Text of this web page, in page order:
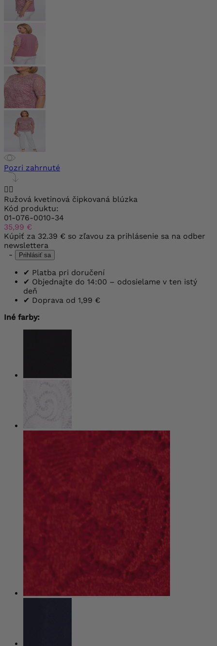
Pozri zahrnuté

Ružová kvetinová čipkovaná blúzka
Kód produktu:
01-076-0010-34
35,99 €
Kúpiť za 32.39 € so zľavou za prihlásenie sa na odber
newslettera
-
Prihlásiť sa
✔ Platba pri doručení
✔ Objednajte do 14:00 – odosielame v ten istý
deň
✔ Doprava od 1,99 €
Iné farby: